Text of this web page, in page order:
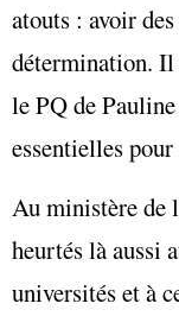
atouts : avoir
détermination. Il
le PQ de
essentielles
Au ministère de
heurtés là aussi
universités et à